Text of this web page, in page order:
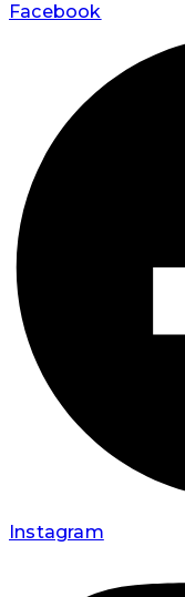
Facebook
Instagram